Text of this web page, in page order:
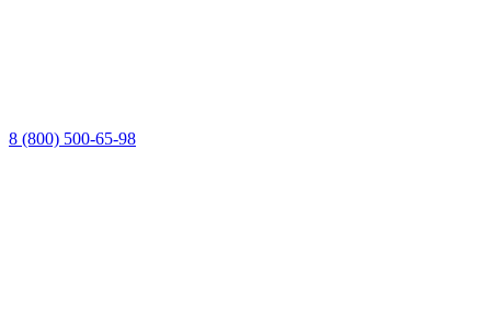
8 (800) 500-65-98